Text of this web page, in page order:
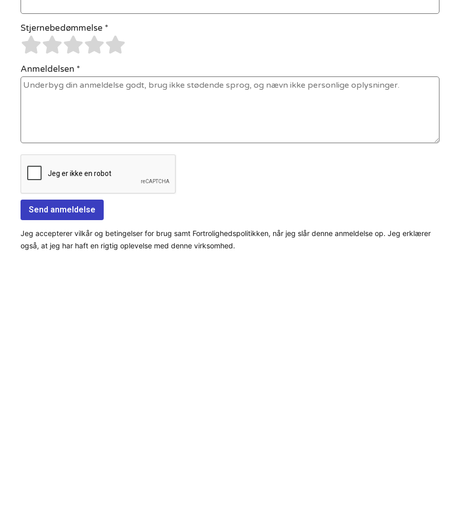
Stjernebedømmelse *
Anmeldelsen *
Jeg accepterer vilkår og betingelser for brug samt Fortrolighedspolitikken, når jeg slår denne anmeldelse op. Jeg erklærer
også, at jeg har haft en rigtig oplevelse med denne virksomhed.